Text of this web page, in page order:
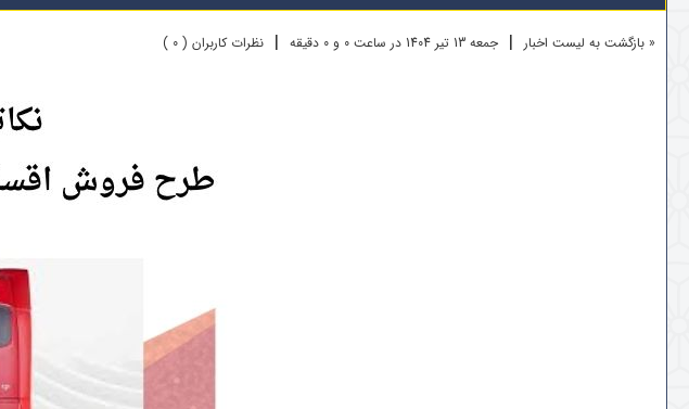
« بازگشت به لیست اخبار | جمعه 13 تير 1404 در ساعت 0 و 0 دقیقه | نظرات کاربران ( 0 )